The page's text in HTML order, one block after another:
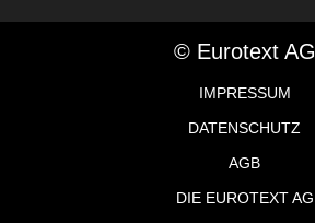
© Eurotext AG
IMPRESSUM
DATENSCHUTZ
AGB
DIE EUROTEXT AG